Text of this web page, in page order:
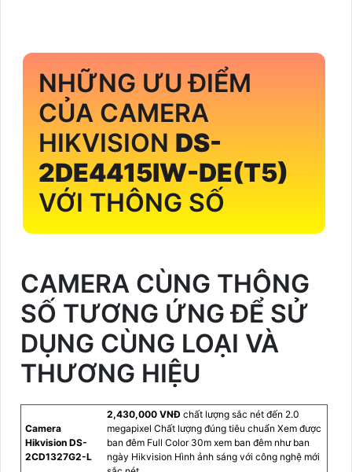
NHỮNG ƯU ĐIỂM
CỦA CAMERA
HIKVISION DS-
2DE4415IW-DE(T5)
VỚI THÔNG SỐ
CAMERA CÙNG THÔNG
SỐ TƯƠNG ỨNG ĐỂ SỬ
DỤNG CÙNG LOẠI VÀ
THƯƠNG HIỆU
Camera
Hikvision DS-
2CD1327G2-L
2,430,000 VNĐ chất lượng sắc nét đến 2.0
megapixel Chất lượng đúng tiêu chuẩn Xem được
ban đêm Full Color 30m xem ban đêm như ban
ngày Hikvision Hình ảnh sáng với công nghệ mới